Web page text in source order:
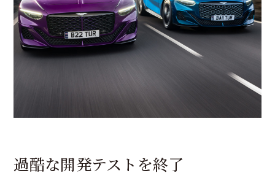
過酷な開発テストを終了